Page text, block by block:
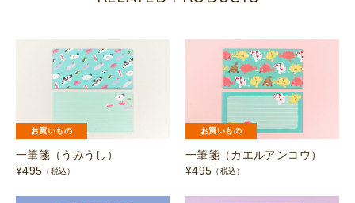
お買いもの
一筆箋（うみうし）
¥495 （税込）
お買いもの
一筆箋（カエルアンコウ）
¥495 （税込）